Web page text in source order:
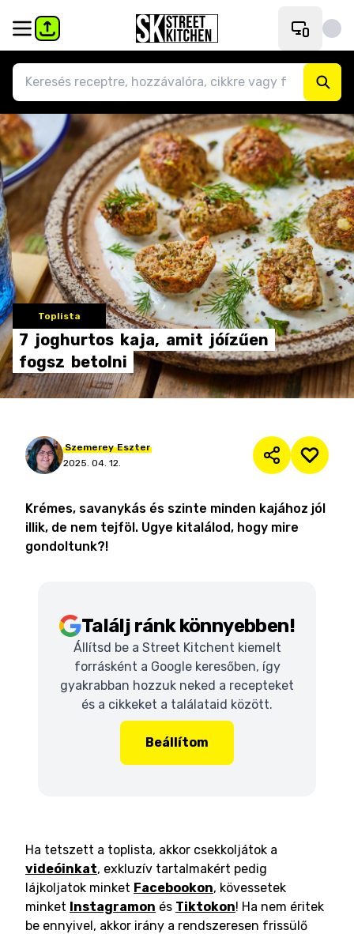
Toplista
7 joghurtos kaja, amit jóízűen
fogsz betolni
Szemerey Eszter
2025. 04. 12.
Krémes, savanykás és szinte minden kajához jól
illik, de nem tejföl. Ugye kitalálod, hogy mire
gondoltunk?!
Találj ránk könnyebben!
Állítsd be a Street Kitchent kiemelt
forrásként a Google keresőben, így
gyakrabban hozzuk neked a recepteket
és a cikkeket a találataid között.
Beállítom
Ha tetszett a toplista, akkor csekkoljátok a
videóinkat, exkluzív tartalmakért pedig
lájkoljatok minket Facebookon, kövessetek
minket Instagramon és Tiktokon! Ha nem éritek
be ennyivel, akkor irány a rendszeresen frissülő